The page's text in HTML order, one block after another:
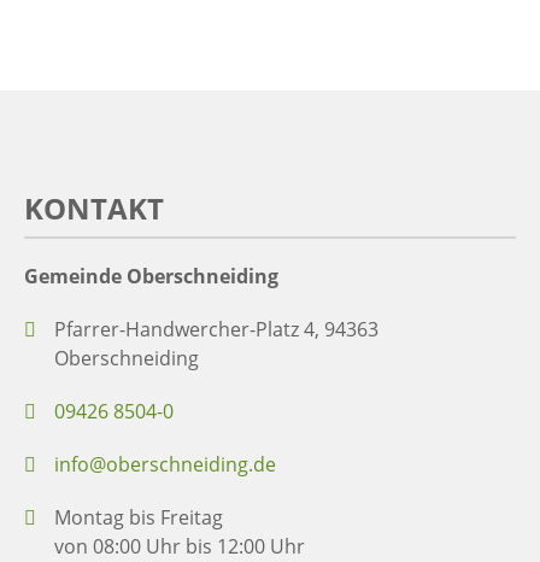
KONTAKT
Gemeinde Oberschneiding
Pfarrer-Handwercher-Platz 4, 94363
Oberschneiding
09426 8504-0
info@oberschneiding.de
Montag bis Freitag
von 08:00 Uhr bis 12:00 Uhr